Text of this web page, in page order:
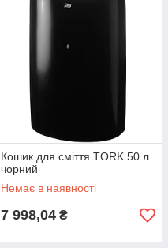
Кошик для сміття TORK 50 л
чорний
Немає в наявності
7 998,04 ₴